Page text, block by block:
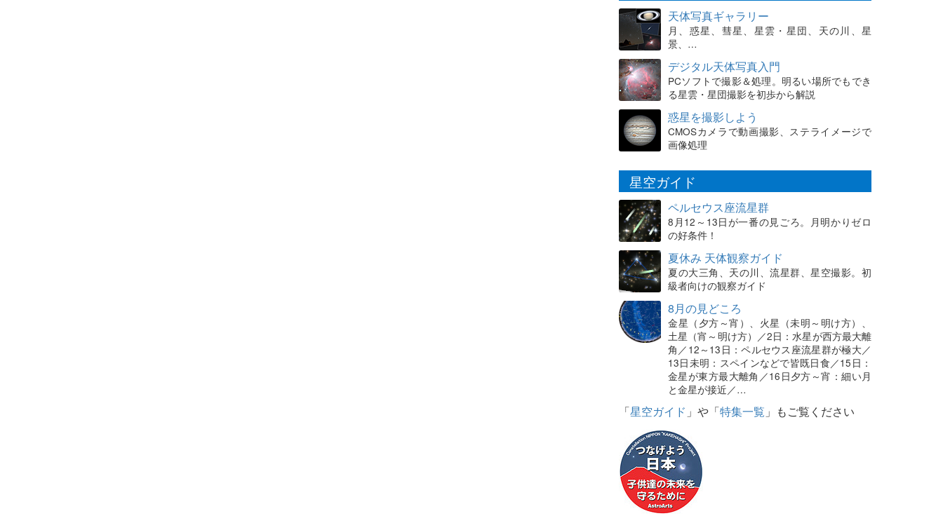
天体写真ギャラリー
月、惑星、彗星、星雲・星団、天の川、星
景、…
デジタル天体写真入門
PCソフトで撮影＆処理。明るい場所でもでき
る星雲・星団撮影を初歩から解説
惑星を撮影しよう
CMOSカメラで動画撮影、ステライメージで
画像処理
星空ガイド
ペルセウス座流星群
8月12～13日が一番の見ごろ。月明かりゼロ
の好条件！
夏休み 天体観察ガイド
夏の大三角、天の川、流星群、星空撮影。初
級者向けの観察ガイド
8月の見どころ
金星（夕方～宵）、火星（未明～明け方）、
土星（宵～明け方）／2日：水星が西方最大離
角／12～13日：ペルセウス座流星群が極大／
13日未明：スペインなどで皆既日食／15日：
金星が東方最大離角／16日夕方～宵：細い月
と金星が接近／…
「星空ガイド 」や「特集一覧 」もご覧ください